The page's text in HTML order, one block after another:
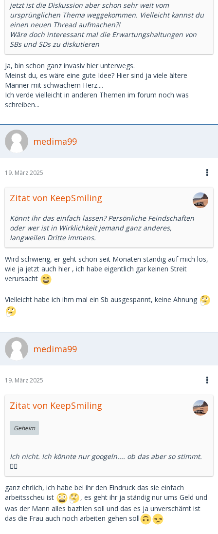
jetzt ist die Diskussion aber schon sehr weit vom
ursprünglichen Thema weggekommen. Vielleicht kannst du
einen neuen Thread aufmachen?!
Wäre doch interessant mal die Erwartungshaltungen von
SBs und SDs zu diskutieren
Ja, bin schon ganz invasiv hier unterwegs.
Meinst du, es wäre eine gute Idee? Hier sind ja viele ältere
Männer mit schwachem Herz....
Ich verde vielleicht in anderen Themen im forum noch was
schreiben...
medima99
19. März 2025
Zitat von KeepSmiling
Könnt ihr das einfach lassen? Persönliche Feindschaften
oder wer ist in Wirklichkeit jemand ganz anderes,
langweilen Dritte immens.
Wird schwierig, er geht schon seit Monaten ständig auf mich los,
wie ja jetzt auch hier , ich habe eigentlich gar keinen Streit
verursacht
Vielleicht habe ich ihm mal ein Sb ausgespannt, keine Ahnung
medima99
19. März 2025
Zitat von KeepSmiling
Geheim
Ich nicht. Ich könnte nur googeln.... ob das aber so stimmt.
🤷‍♂️
ganz ehrlich, ich habe bei ihr den Eindruck das sie einfach
arbeitsscheu ist
, es geht ihr ja ständig nur ums Geld und
was der Mann alles bazhlen soll und das es ja unverschämt ist
das die Frau auch noch arbeiten gehen soll